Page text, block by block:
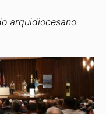
arquidiocesano